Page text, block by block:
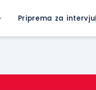
Priprema za intervju